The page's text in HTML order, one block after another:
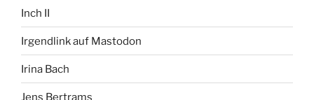
Inch II
Irgendlink auf Mastodon
Irina Bach
Jens Bertrams